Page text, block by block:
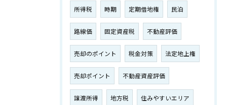
所得税 時期 定期借地権 民泊
路線価 固定資産税 不動産評価
売却のポイント 税金対策 法定地上権
売却ポイント 不動産資産評価
譲渡所得 地方税 住みやすいエリア